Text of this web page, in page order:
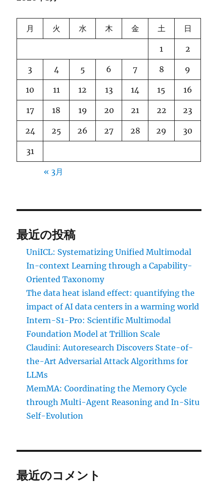
り月 火 水 木 金 土 日
1 2
3 4 5 6 7 8 9
10 11 12 13 14 15 16
17 18 19 20 21 22 23
24 25 26 27 28 29 30
31
« 3月
最近の投稿
UniICL: Systematizing Unified Multimodal
In-context Learning through a Capability-
Oriented Taxonomy
The data heat island effect: quantifying the
impact of AI data centers in a warming world
Intern-S1-Pro: Scientific Multimodal
Foundation Model at Trillion Scale
Claudini: Autoresearch Discovers State-of-
the-Art Adversarial Attack Algorithms for
LLMs
MemMA: Coordinating the Memory Cycle
through Multi-Agent Reasoning and In-Situ
Self-Evolution
最近のコメント